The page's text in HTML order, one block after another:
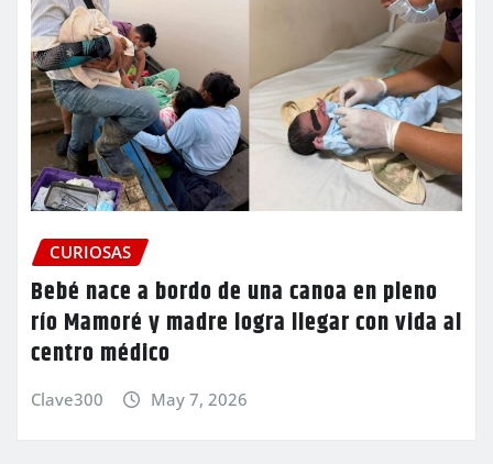
CURIOSAS
Bebé nace a bordo de una canoa en pleno
río Mamoré y madre logra llegar con vida al
centro médico
Clave300 May 7, 2026